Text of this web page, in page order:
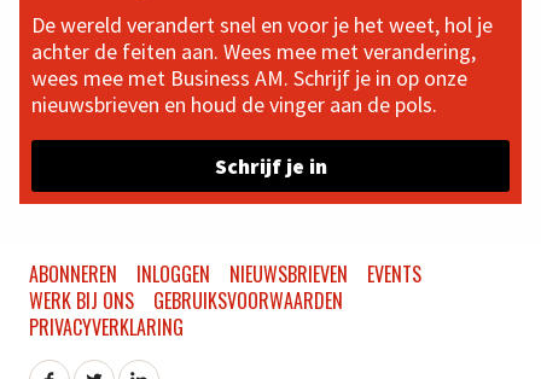
De wereld verandert snel en voor je het weet, hol je
achter de feiten aan. Wees mee met verandering,
wees mee met Business AM. Schrijf je in op onze
nieuwsbrieven en houd de vinger aan de pols.
Schrijf je in
ABONNEREN INLOGGEN NIEUWSBRIEVEN
EVENTS
WERK BIJ ONS
GEBRUIKSVOORWAARDEN
PRIVACYVERKLARING